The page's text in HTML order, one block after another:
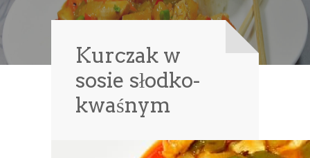
Kurczak w
sosie słodko-
kwaśnym